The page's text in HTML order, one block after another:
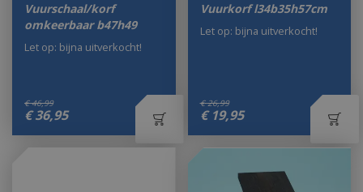
Vuurschaal/korf
omkeerbaar b47h49
€ 46,99
€ 36,95
Let op: bijna uitverkocht!
Vuurkorf l34b35h57cm
€ 26,99
€ 19,95
Let op: bijna uitverkocht!